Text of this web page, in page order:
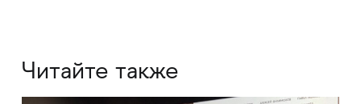
Читайте также